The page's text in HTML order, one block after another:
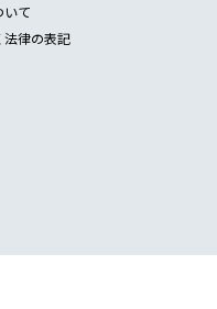
いて
法律の表記